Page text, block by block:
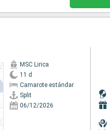
MSC Lirica
11 d
Camarote estándar
Split
06/12/2026